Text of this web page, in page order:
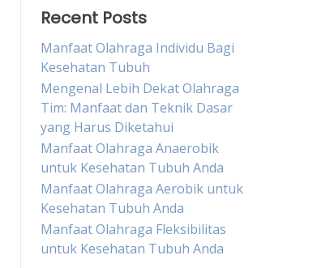
Recent Posts
Manfaat Olahraga Individu Bagi
Kesehatan Tubuh
Mengenal Lebih Dekat Olahraga
Tim: Manfaat dan Teknik Dasar
yang Harus Diketahui
Manfaat Olahraga Anaerobik
untuk Kesehatan Tubuh Anda
Manfaat Olahraga Aerobik untuk
Kesehatan Tubuh Anda
Manfaat Olahraga Fleksibilitas
untuk Kesehatan Tubuh Anda